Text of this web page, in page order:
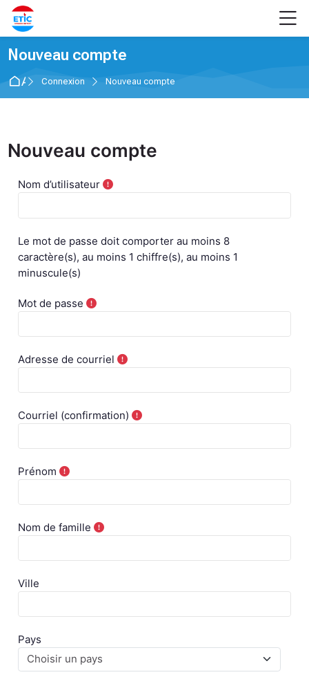
Skip to navigation
Skip to login form
Passer au contenu principal
Skip to footer
Nouveau compte
Accueil
Connexion Nouveau compte
Nouveau compte
Nom d’utilisateur
Le mot de passe doit comporter au moins 8
caractère(s), au moins 1 chiffre(s), au moins 1
minuscule(s)
Mot de passe
Adresse de courriel
Courriel (confirmation)
Prénom
Nom de famille
Ville
Pays